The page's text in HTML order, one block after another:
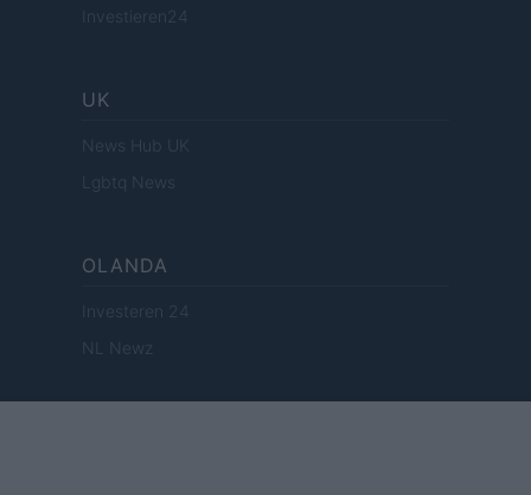
Investieren24
UK
News Hub UK
Lgbtq News
OLANDA
Investeren 24
NL Newz